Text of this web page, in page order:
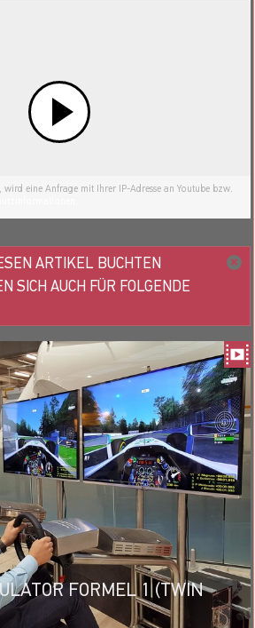
eine Anfrage mit Ihrer IP-Adresse an Youtube bzw.
ARTIKEL BUCHTEN
SICH AUCH FÜR FOLGENDE
FORMEL 1 (TWIN